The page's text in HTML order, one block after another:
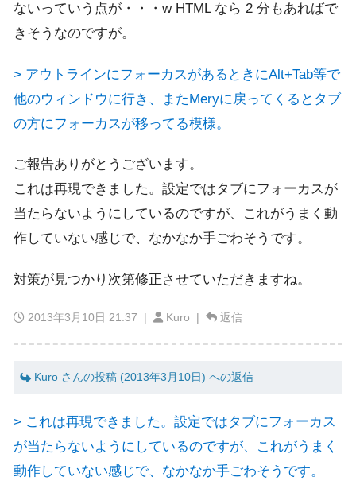
ないっていう点が・・・w HTML なら 2 分もあればで
きそうなのですが。
> アウトラインにフォーカスがあるときにAlt+Tab等で
他のウィンドウに行き、またMeryに戻ってくるとタブ
の方にフォーカスが移ってる模様。
ご報告ありがとうございます。
これは再現できました。設定ではタブにフォーカスが
当たらないようにしているのですが、これがうまく動
作していない感じで、なかなか手ごわそうです。
対策が見つかり次第修正させていただきますね。
2013年3月10日 21:37 | Kuro | 返信
Kuro さんの投稿 (2013年3月10日) への返信
> これは再現できました。設定ではタブにフォーカス
が当たらないようにしているのですが、これがうまく
動作していない感じで、なかなか手ごわそうです。